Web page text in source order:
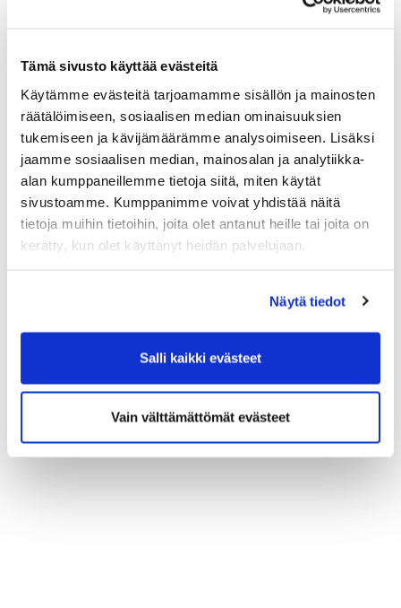
Tämä sivusto käyttää evästeitä
Käytämme evästeitä tarjoamamme sisällön ja mainosten
räätälöimiseen, sosiaalisen median ominaisuuksien
tukemiseen ja kävijämäärämme analysoimiseen. Lisäksi
jaamme sosiaalisen median, mainosalan ja analytiikka-
alan kumppaneillemme tietoja siitä, miten käytät
sivustoamme. Kumppanimme voivat yhdistää näitä
tietoja muihin tietoihin, joita olet antanut heille tai joita on
kerätty, kun olet käyttänyt heidän palvelujaan.
Näytä tiedot
Salli kaikki evästeet
Vain välttämättömät evästeet
Etätyö ulkomailla– miten ja minne
Asiantuntijat:
Osakas, asianajaja
Asianajotoimisto Castrén & Snellman
Johtava asiantuntijaSari Wulff, Verohallinto,
tulorekisteriyksikkö
Erityisasiantuntija, ulkomaantyön vakuuttaminen
Marjaana Lundqvist,Eläketurvakeskus
Ilmoittautuminen:
Ilmoittautumiset alla olevasta linkistä. Linkki vie
sinut KauppakamariKauppaan.